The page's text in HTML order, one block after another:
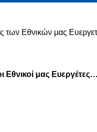
Εθνικών μας
Εθνικοί μας